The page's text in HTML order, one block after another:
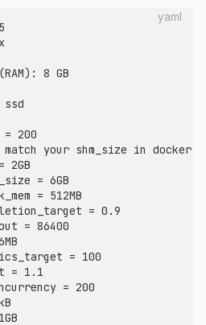
"lemmy-ui:1234";
"lemmy:8536";
the port inside docker, not
if needed, this is facing the
localhost;
off;
limit, relevant for pictrs
20M;
client IP upstream
general requests
/ {
yaml
8 GB
= 200
your shm_size in docker-
2GB
= 6GB
= 512MB
= 0.9
= 86400
= 100
= 1.1
= 200